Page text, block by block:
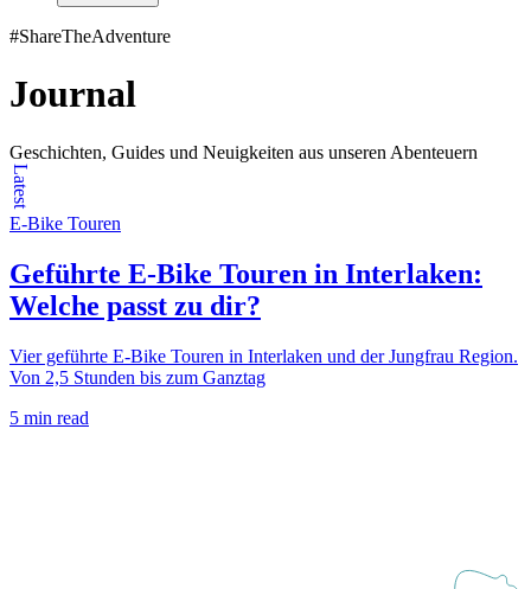
#ShareTheAdventure
Journal
Geschichten, Guides und Neuigkeiten aus unseren Abenteuern
Latest
E-Bike Touren
Geführte E-Bike Touren in Interlaken:
Welche passt zu dir?
Vier geführte E-Bike Touren in Interlaken und der Jungfrau Region.
Von 2,5 Stunden bis zum Ganztag
5 min read